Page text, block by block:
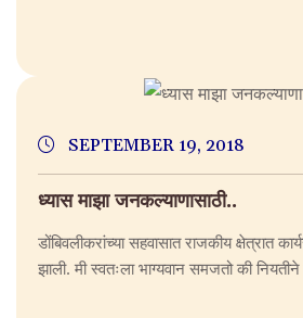
SEPTEMBER 19, 2018
ध्यास माझा जनकल्याणासाठी..
डोंबिवलीकरांच्या सहवासात राजकीय क्षेत्रात
झाली. मी स्वतःला भाग्यवान समजतो की